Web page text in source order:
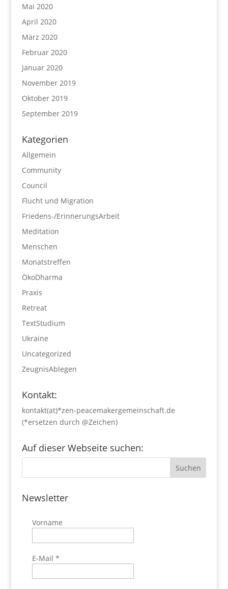
Mai 2020
April 2020
März 2020
Februar 2020
Januar 2020
November 2019
Oktober 2019
September 2019
Kategorien
Allgemein
Community
Council
Flucht und Migration
Friedens-/ErinnerungsArbeit
Meditation
Menschen
Monatstreffen
ÖkoDharma
Praxis
Retreat
TextStudium
Ukraine
Uncategorized
ZeugnisAblegen
Kontakt:
kontakt(at)*zen-peacemakergemeinschaft.de
(*ersetzen durch @Zeichen)
Auf dieser Webseite suchen:
Newsletter
Vorname
E-Mail *